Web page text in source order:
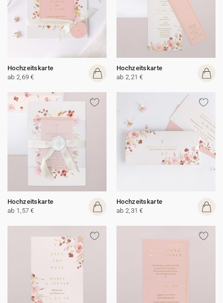
Hochzeitskarte
ab 2,69 €
Hochzeitskarte
ab 2,21 €
Hochzeitskarte
ab 1,57 €
Hochzeitskarte
ab 2,31 €